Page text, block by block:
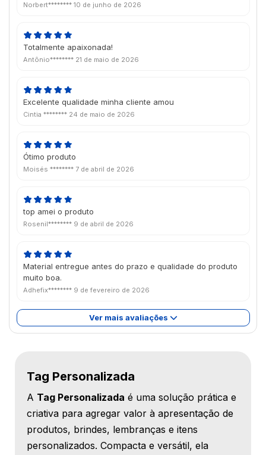
Norbert******** 10 de junho de 2026
Totalmente apaixonada!
Antônio******** 21 de maio de 2026
Excelente qualidade minha cliente amou
Cintia ******** 24 de maio de 2026
Ótimo produto
Moisés ******** 7 de abril de 2026
top amei o produto
Rosenil******** 9 de abril de 2026
Material entregue antes do prazo e qualidade do produto
muito boa.
Adhefix******** 9 de fevereiro de 2026
Ver mais avaliações
Tag Personalizada
A Tag Personalizada é uma solução prática e
criativa para agregar valor à apresentação de
produtos, brindes, lembranças e itens
personalizados. Compacta e versátil, ela